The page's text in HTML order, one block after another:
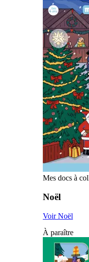
Mes docs à
Noël
Voir Noël
À paraître